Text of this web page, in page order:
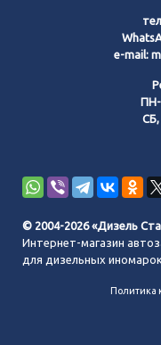
e-mail:
ПН-
СБ,
© 2004-2026 «Дизель
Интернет-магазин
для дизельных иномарок
Политика